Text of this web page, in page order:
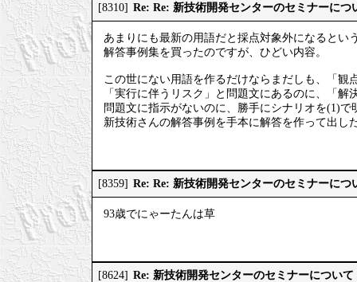
[8310] Re: Re: 新技術開発センターのセミナーにつ
あまりにも最新の用語だと採点対象外になるとい
解答事例集を買ったのですが、ひどい内容。
この世にない用語を作るだけならまだしも、「観
「実行に伴うリスク」と問題文にあるのに、「
問題文に指示がないのに、勝手にシナリオを(1)で
新技術さんの解答事例を手本に解答を作って出し
[8359] Re: Re: 新技術開発センターのセミナーにつ
93歳でにゃーたんは草
[8624] Re: 新技術開発センターのセミナーについて